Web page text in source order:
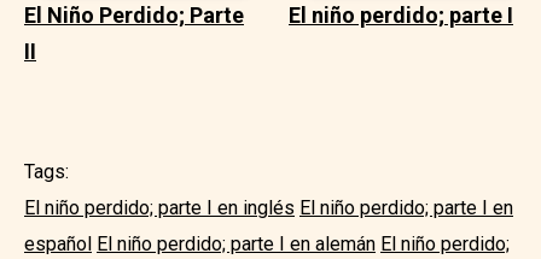
El Niño Perdido; Parte
II
El niño perdido; parte I
Tags:
El niño perdido; parte I en inglés El niño perdido; parte I en
español El niño perdido; parte I en alemán El niño perdido;